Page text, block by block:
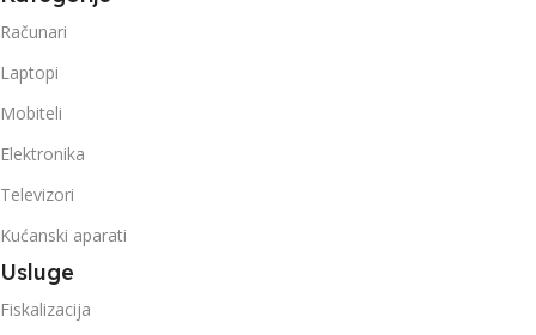
Računari
Laptopi
Mobiteli
Elektronika
Televizori
Kućanski aparati
Usluge
Fiskalizacija